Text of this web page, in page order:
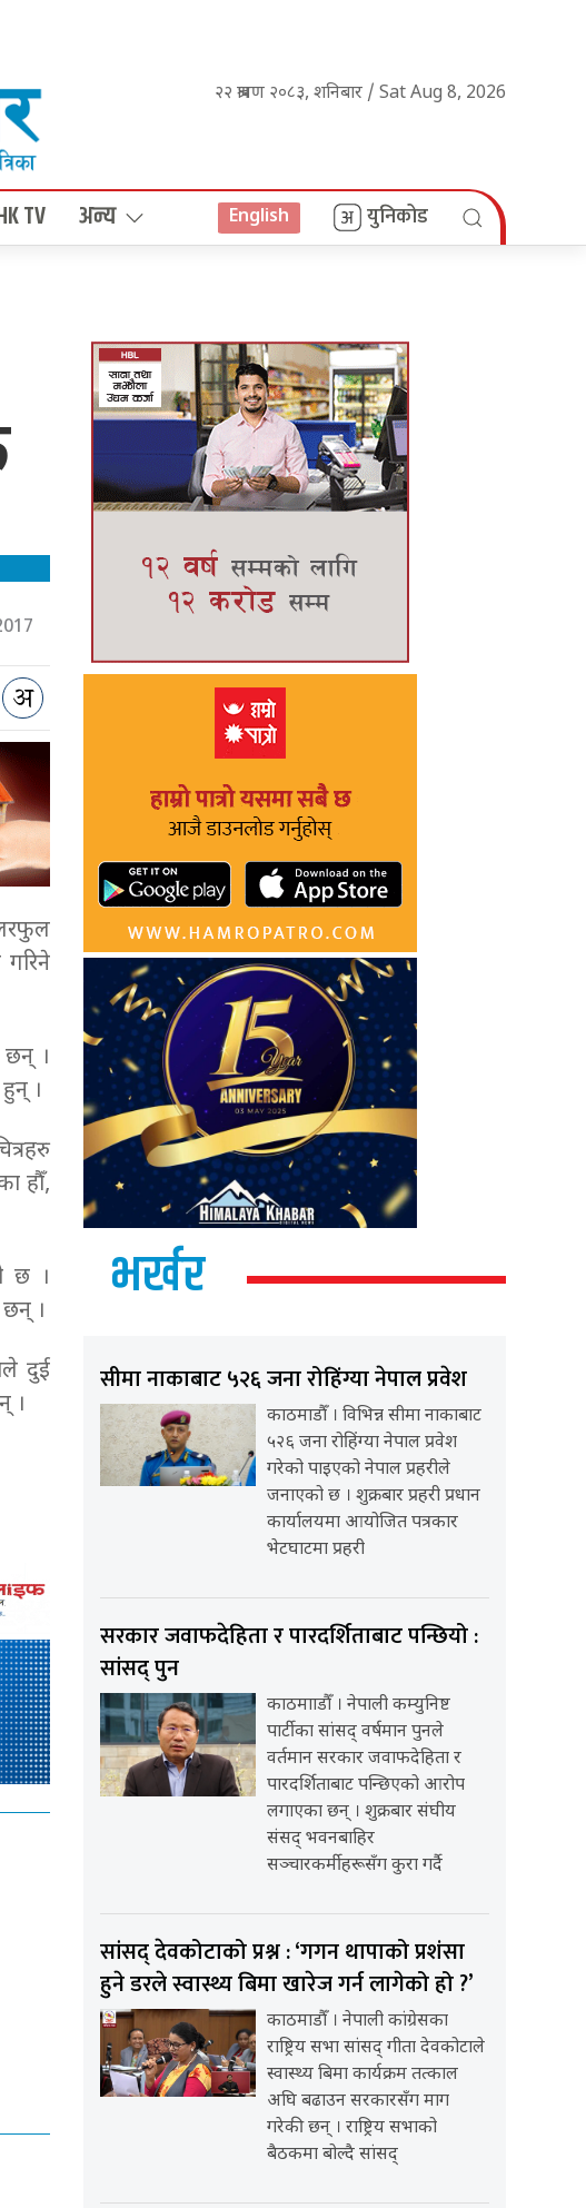
२२ श्रावण २०८३, शनिबार / Sat Aug 8, 2026
TV अन्य English युनिकोड
छन् ।
।
हौँ,
छ ।
छन् ।
दुई
।
भर्खर
सीमा नाकाबाट ५२६ जना रोहिंग्या नेपाल प्रवेश
काठमाडौँ । विभिन्न सीमा नाकाबाट
५२६ जना रोहिंग्या नेपाल प्रवेश
गरेको पाइएको नेपाल प्रहरीले
जनाएको छ । शुक्रबार प्रहरी प्रधान
कार्यालयमा आयोजित पत्रकार
भेटघाटमा प्रहरी
सरकार जवाफदेहिता र पारदर्शिताबाट पन्छियो :
सांसद् पुन
काठमााडौँ । नेपाली कम्युनिष्ट
पार्टीका सांसद् वर्षमान पुनले
वर्तमान सरकार जवाफदेहिता र
पारदर्शिताबाट पन्छिएको आरोप
लगाएका छन् । शुक्रबार संघीय
संसद् भवनबाहिर
सञ्चारकर्मीहरूसँग कुरा गर्दै
सांसद् देवकोटाको प्रश्न : ‘गगन थापाको प्रशंसा
हुने डरले स्वास्थ्य बिमा खारेज गर्न लागेको हो ?’
काठमाडौँ । नेपाली कांग्रेसका
राष्ट्रिय सभा सांसद् गीता देवकोटाले
स्वास्थ्य बिमा कार्यक्रम तत्काल
अघि बढाउन सरकारसँग माग
गरेकी छन् । राष्ट्रिय सभाको
बैठकमा बोल्दै सांसद्